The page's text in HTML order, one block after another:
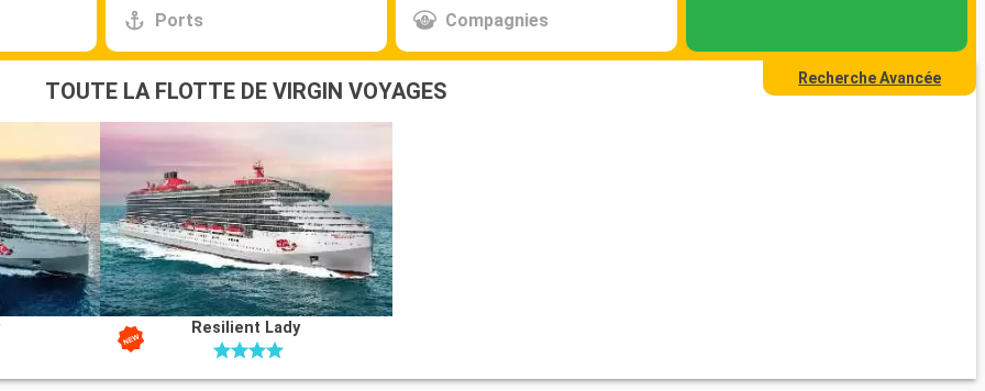
Ports Compagnies
Recherche Avancée
TOUTE LA FLOTTE DE VIRGIN VOYAGES
Resilient Lady